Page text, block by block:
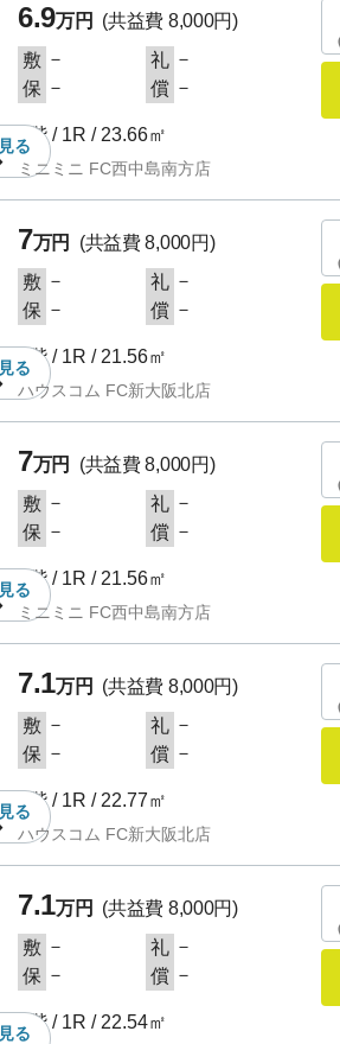
見る
6.9万円
(共益費 8,000円)
敷 － 礼 －
保 － 償 －
2階 / 1R / 23.66㎡
ミニミニ FC西中島南方店
見る
7万円
(共益費 8,000円)
敷 － 礼 －
保 － 償 －
2階 / 1R / 21.56㎡
ハウスコム FC新大阪北店
見る
7万円
(共益費 8,000円)
敷 － 礼 －
保 － 償 －
2階 / 1R / 21.56㎡
ミニミニ FC西中島南方店
見る
7.1万円
(共益費 8,000円)
敷 － 礼 －
保 － 償 －
3階 / 1R / 22.77㎡
ハウスコム FC新大阪北店
見る
7.1万円
(共益費 8,000円)
敷 － 礼 －
保 － 償 －
3階 / 1R / 22.54㎡